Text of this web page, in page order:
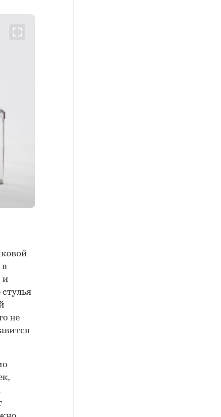
и
не